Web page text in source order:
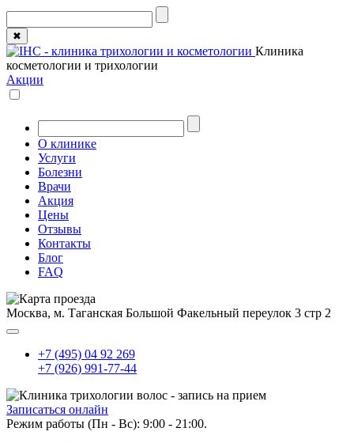
✖
Клиника
косметологии и трихологии
Акции
О клинике
Услуги
Болезни
Врачи
Акция
Цены
Отзывы
Контакты
Блог
FAQ
Москва, м. Таганская Большой Факельный переулок 3 стр 2
+7 (495) 04 92 269
+7 (926) 991-77-44
Записаться онлайн
Режим работы (Пн - Вс): 9:00 - 21:00.